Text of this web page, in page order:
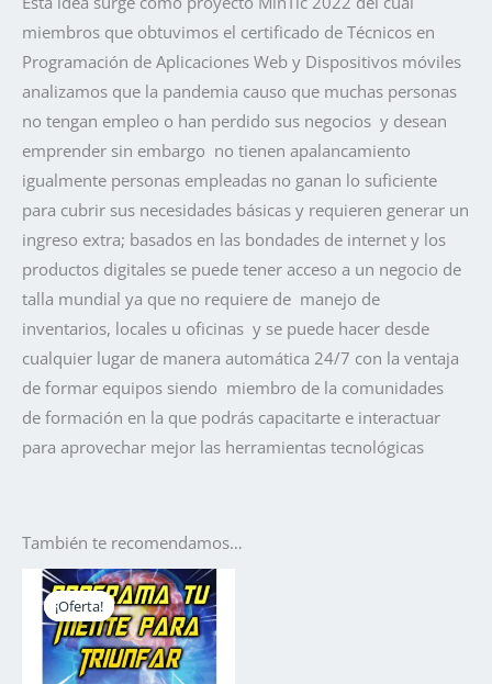
miembros que obtuvimos el certificado de Técnicos en
Programación de Aplicaciones Web y Dispositivos móviles
analizamos que la pandemia causo que muchas personas
no tengan empleo o han perdido sus negocios y desean
emprender sin embargo no tienen apalancamiento
igualmente personas empleadas no ganan lo suficiente
para cubrir sus necesidades básicas y requieren generar un
ingreso extra; basados en las bondades de internet y los
productos digitales se puede tener acceso a un negocio de
talla mundial ya que no requiere de manejo de
inventarios, locales u oficinas y se puede hacer desde
cualquier lugar de manera automática 24/7 con la ventaja
de formar equipos siendo miembro de la comunidades
de formación en la que podrás capacitarte e interactuar
para aprovechar mejor las herramientas tecnológicas
También te recomendamos…
¡Oferta!
¡Oferta!
El
precio
original
era:
$5.00.
El
precio
actual
es:
$3.75.